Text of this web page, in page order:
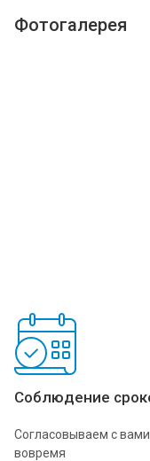
Фотогалерея
Соблюдение
Согласовываем с
вовремя